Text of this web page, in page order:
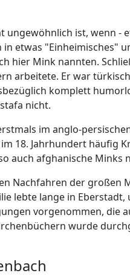
ungewöhnlich ist, wenn
etwas "Einheimisches"
hier Mink nannten.
arbeitete. Er war
komplett
nicht.
im anglo-
18. Jahrhundert häufig
auch afghanische Minks
Nachfahren der
lebte lange in
vorgenommen, die
wurde